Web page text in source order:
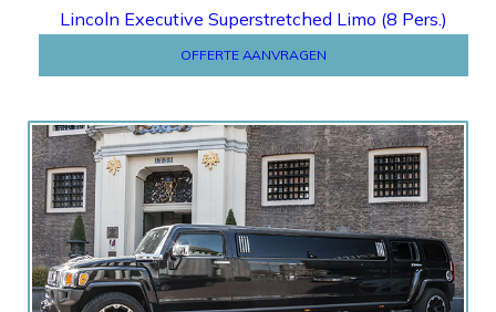
Lincoln Executive Superstretched Limo (8 Pers.)
OFFERTE AANVRAGEN
Offerte